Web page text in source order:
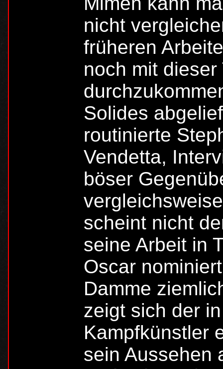
nicht
früheren
noch mit
Solides
routinierte
Vendetta,
böser
scheint nicht
seine Arbeit in
Oscar
Damme
zeigt sich der
Kampfkünstler
sein Aussehen